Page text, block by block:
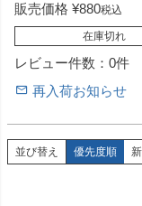
販売価格 ¥880税込
在庫切れ
レビュー件数：0件
再入荷お知らせ
並び替え 優先度順